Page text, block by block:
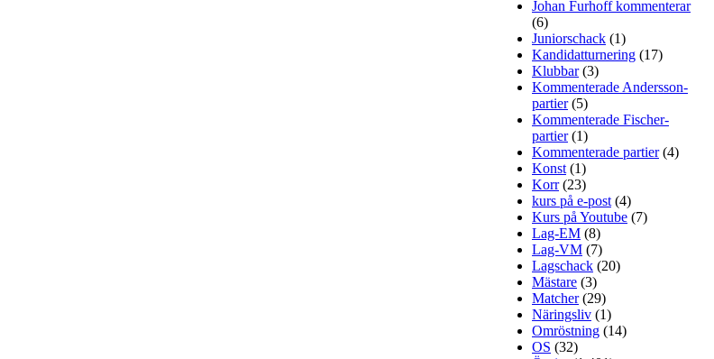
Johan Furhoff kommenterar
(6)
Juniorschack (1)
Kandidatturnering (17)
Klubbar(3)
Kommenterade Andersson-
partier(5)
Kommenterade Fischer-
partier(1)
Kommenterade partier(4)
Konst (1)
Korr(23)
kurs på e-post (4)
Kurs på Youtube (7)
Lag-EM (8)
Lag-VM (7)
Lagschack (20)
Mästare (3)
Matcher(29)
Näringsliv (1)
Omröstning (14)
OS (32)